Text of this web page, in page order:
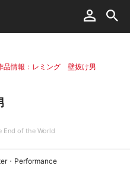
品情報：レミング 壁抜け男
End of the World
・Performance